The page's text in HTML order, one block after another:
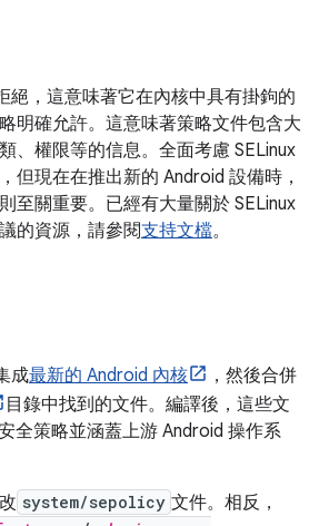
絕，這意味著它在內核中具有掛鉤的
明確允許。這意味著策略文件包含大
、權限等的信息。全面考慮 SELinux
但現在在推出新的 Android 設備時，
至關重要。已經有大量關於 SELinux
的資源，請參閱支持文檔。
成最新的 Android 內核
，然後合併
目錄中找到的文件。編譯後，這些文
全策略並涵蓋上游 Android 操作系
system/sepolicy 文件。相反，